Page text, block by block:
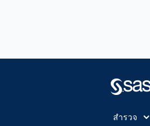
สำรวจ